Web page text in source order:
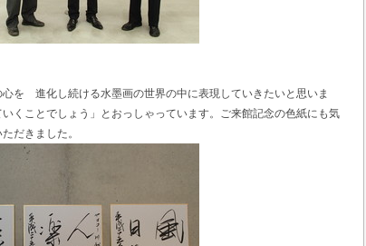
を 進化し続ける水墨画の世界の中に表現していきたいと思いま
くことでしょう」とおっしゃっています。ご来館記念の色紙にも気
だきました。